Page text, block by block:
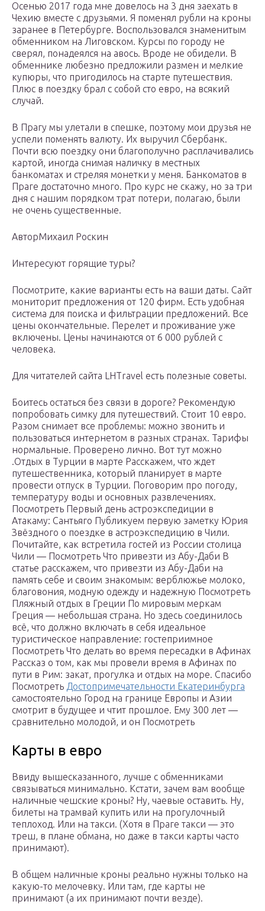
Осенью 2017 года мне довелось на 3 дня заехать в
Чехию вместе с друзьями. Я поменял рубли на кроны
заранее в Петербурге. Воспользовался знаменитым
обменником на Лиговском. Курсы по городу не
сверял, понадеялся на авось. Вроде не обидели. В
обменнике любезно предложили размен и мелкие
купюры, что пригодилось на старте путешествия.
Плюс в поездку брал с собой сто евро, на всякий
случай.
В Прагу мы улетали в спешке, поэтому мои друзья не
успели поменять валюту. Их выручил Сбербанк.
Почти всю поездку они благополучно расплачивались
картой, иногда снимая наличку в местных
банкоматах и стреляя монетки у меня. Банкоматов в
Праге достаточно много. Про курс не скажу, но за три
дня с нашим порядком трат потери, полагаю, были
не очень существенные.
АвторМихаил Роскин
Интересуют горящие туры?
Посмотрите, какие варианты есть на ваши даты. Сайт
мониторит предложения от 120 фирм. Есть удобная
система для поиска и фильтрации предложений. Все
цены окончательные. Перелет и проживание уже
включены. Цены начинаются от 6 000 рублей с
человека.
Для читателей сайта LHTravel есть полезные советы.
Боитесь остаться без связи в дороге? Рекомендую
попробовать симку для путешествий. Стоит 10 евро.
Разом снимает все проблемы: можно звонить и
пользоваться интернетом в разных странах. Тарифы
нормальные. Проверено лично. Вот тут можно
.Отдых в Турции в марте Расскажем, что ждет
путешественника, который планирует в марте
провести отпуск в Турции. Поговорим про погоду,
температуру воды и основных развлечениях.
Посмотреть Первый день астроэкспедиции в
Атакаму: Сантьяго Публикуем первую заметку Юрия
Звёздного о поездке в астроэкспедицию в Чили.
Почитайте, как встретила гостей из России столица
Чили — Посмотреть Что привезти из Абу-Даби В
статье расскажем, что привезти из Абу-Даби на
память себе и своим знакомым: верблюжье молоко,
благовония, модную одежду и надежную Посмотреть
Пляжный отдых в Греции По мировым меркам
Греция — небольшая страна. Но здесь соединилось
всё, что должно включать в себя идеальное
туристическое направление: гостеприимное
Посмотреть Что делать во время пересадки в Афинах
Рассказ о том, как мы провели время в Афинах по
пути в Рим: закат, прогулка и отдых на море. Спасибо
Посмотреть Достопримечательности Екатеринбурга
самостоятельно Город на границе Европы и Азии
смотрит в будущее и чтит прошлое. Ему 300 лет —
сравнительно молодой, и он Посмотреть
Карты в евро
Ввиду вышесказанного, лучше с обменниками
связываться минимально. Кстати, зачем вам вообще
наличные чешские кроны? Ну, чаевые оставить. Ну,
билеты на трамвай купить или на прогулочный
теплоход. Или на такси. (Хотя в Праге такси — это
треш, в плане обмана, но даже в такси карты часто
принимают).
В общем наличные кроны реально нужны только на
какую-то мелочевку. Или там, где карты не
принимают (а их принимают почти везде).